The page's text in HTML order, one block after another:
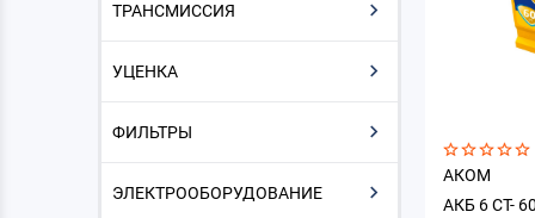
ТРАНСМИССИЯ
УЦЕНКА
ФИЛЬТРЫ
ЭЛЕКТРООБОРУДОВАНИЕ
АКОМ
АКБ 6 СТ-